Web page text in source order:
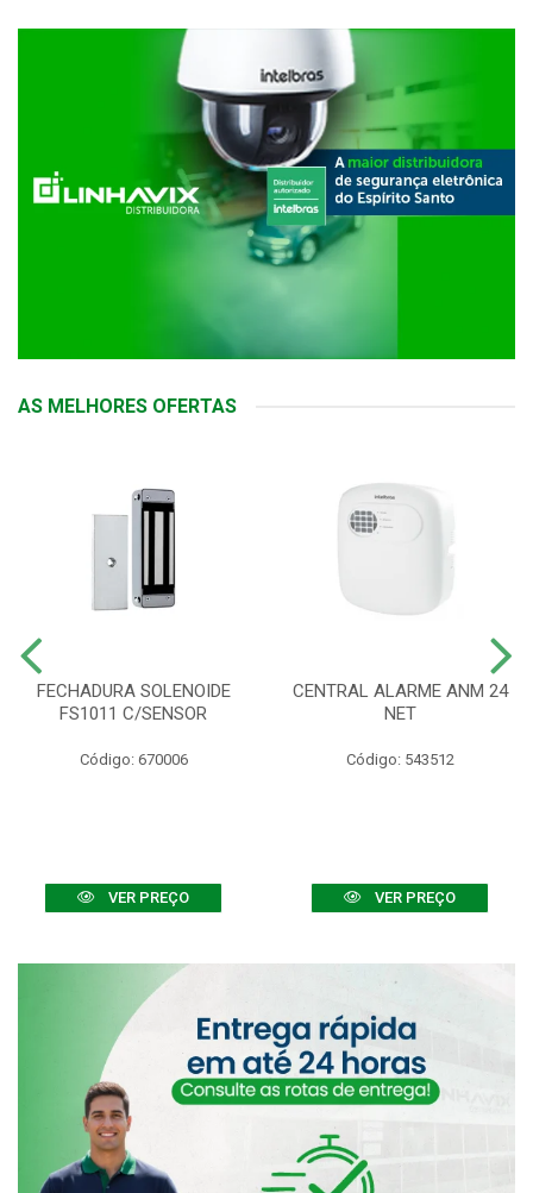
AS MELHORES OFERTAS
FECHADURA SOLENOIDE
FS1011 C/SENSOR
Código: 670006
VER PREÇO
CENTRAL ALARME ANM 24
NET
Código: 543512
VER PREÇO